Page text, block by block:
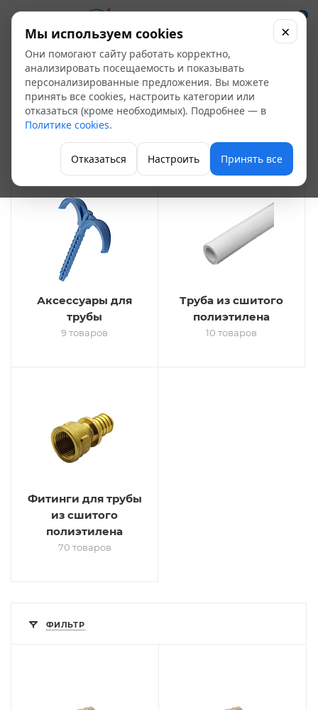
0
Труба из
полиэтилена и
фитинги
Трубы и трубодетали
Аксессуары для
трубы
9 товаров
Труба из сшитого
полиэтилена
10 товаров
Фитинги для трубы
из сшитого
полиэтилена
70 товаров
ФИЛЬТР
Мы используем cookies
Они помогают сайту работать корректно,
анализировать посещаемость и показывать
персонализированные предложения. Вы можете
принять все cookies, настроить категории или
отказаться (кроме необходимых). Подробнее — в
Политике cookies.
Отказаться Настроить Принять все
×